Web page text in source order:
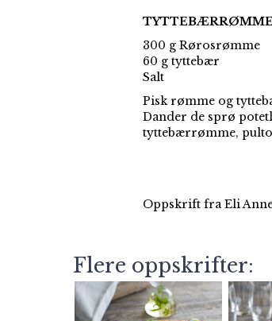
TYTTEBÆRRØMME
300 g Rørosrømme
60 g tyttebær
Salt
Pisk rømme og
Dander de sprø
tyttebærrømme,
Oppskrift fra Eli
Flere oppskrifter: